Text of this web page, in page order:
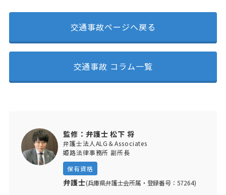
交通事故ページへ戻る
交通事故 コラム一覧
監修：弁護士 松下 将
弁護士法人ALG＆Associates
姫路法律事務所 副所長
保有資格
弁護士(兵庫県弁護士会所属・登録番号：57264)